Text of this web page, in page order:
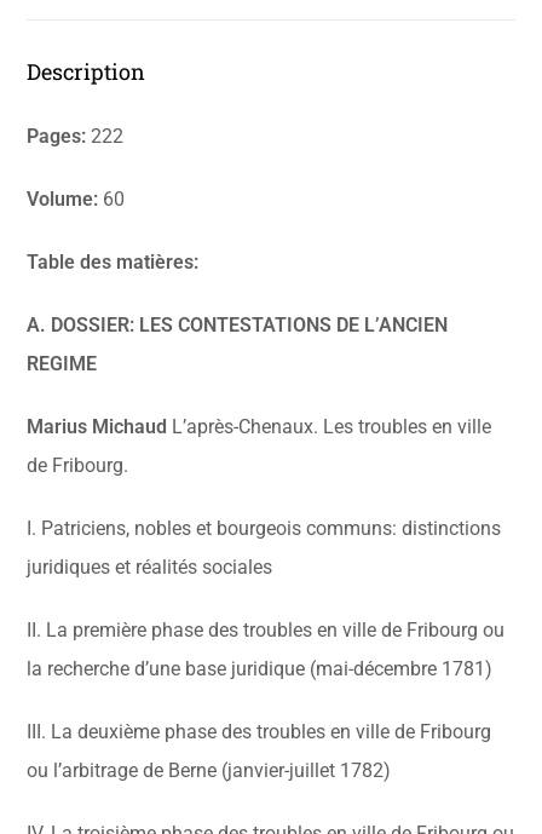
Description
Pages:222
Volume: 60
Table des matières:
A. DOSSIER: LES CONTESTATIONS DE L’ANCIEN
REGIME
Marius Michaud L’après-Chenaux. Les troubles en ville
de Fribourg.
I. Patriciens, nobles et bourgeois communs: distinctions
juridiques et réalités sociales
II. La première phase des troubles en ville de Fribourg ou
la recherche d’une base juridique (mai-décembre 1781)
III. La deuxième phase des troubles en ville de Fribourg
ou l’arbitrage de Berne (janvier-juillet 1782)